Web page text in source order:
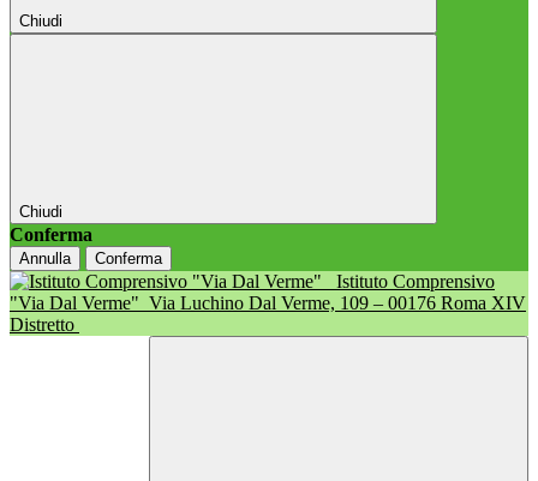
Chiudi
Chiudi
Conferma
Annulla Conferma
Istituto Comprensivo
"Via Dal Verme" Via Luchino Dal Verme, 109 – 00176 Roma XIV
Distretto